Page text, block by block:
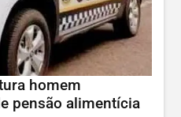
homem
pensão alimentícia